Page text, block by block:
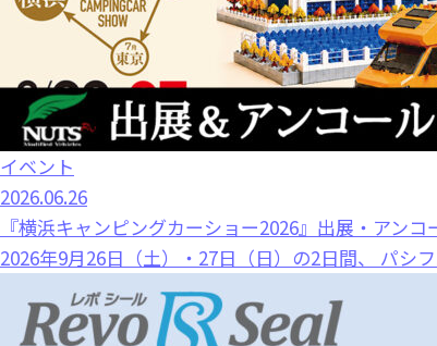
イベント
2026.06.26
『横浜キャンピングカーショー2026』出展・アンコ
2026年9月26日（土）・27日（日）の2日間、 パシ